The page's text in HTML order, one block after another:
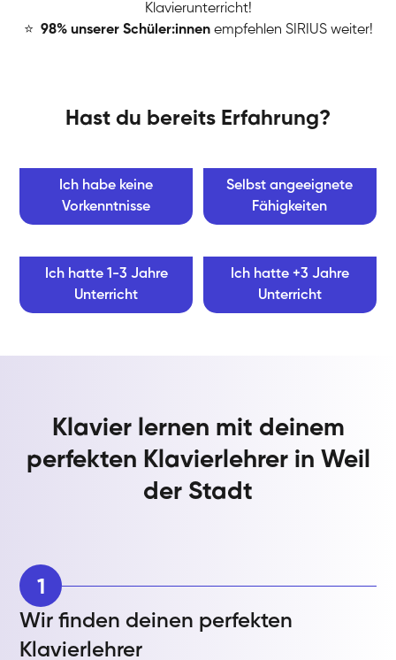
Klavierunterricht!
⭐ 98% unserer Schüler:innen empfehlen SIRIUS weiter!
Hast du bereits Erfahrung?
Ich habe keine
Vorkenntnisse
Selbst angeeignete
Fähigkeiten
Ich hatte 1-3 Jahre
Unterricht
Ich hatte +3 Jahre
Unterricht
Klavier lernen mit deinem
perfekten Klavierlehrer in Weil
der Stadt
1
Wir finden deinen perfekten
Klavierlehrer